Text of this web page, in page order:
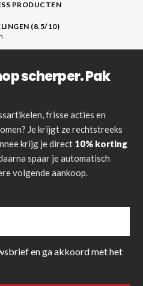
PRODUCTEN
(8.5/10)
scherper. Pak
frisse acties en
Je krijgt ze rechtstreeks
krijg je direct 10% korting
spaar je automatisch
volgende aankoop.
en ga akkoord met het